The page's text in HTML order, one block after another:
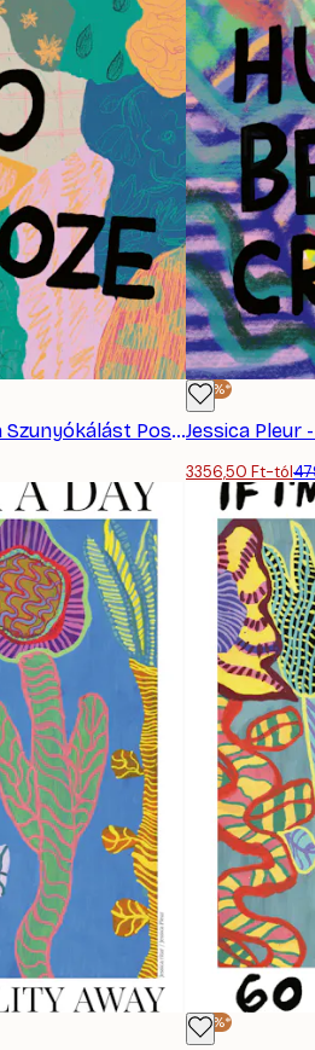
Jessica Pleur - Válaszd a Szunyókálást Poszter
-30%*
Jessica Pleur
3356,50 Ft-tól
-30%*